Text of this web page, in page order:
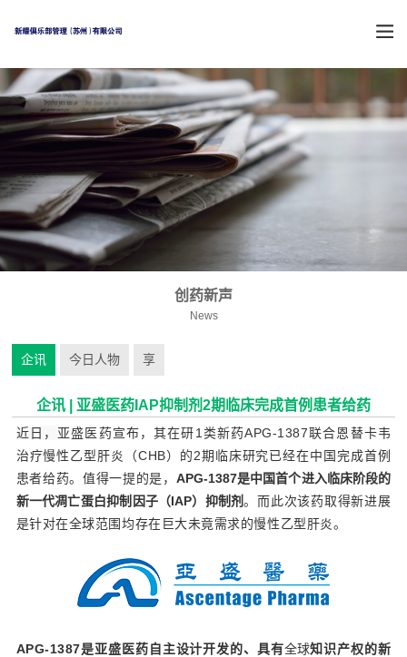
创药新声
News
企讯 今日人物 享
企讯 | 亚盛医药IAP抑制剂2期临床完成首例患者给药
近日， 亚盛医药宣布，其在研1类新药APG-1387联合恩替卡韦
治疗慢性乙型肝炎（CHB）的2期临床研究已经在中国完成首例
患者给药。值得一提的是， APG-1387是中国首个进入临床阶段的
新一代凋亡蛋白抑制因子（IAP）抑制剂。而此次该药取得新进展
是针对在全球范围均存在巨大未竟需求的慢性乙型肝炎。
APG-1387是亚盛医药自主设计开发的、具有全球知识产权的新